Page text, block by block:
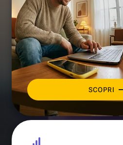
SCOPRI